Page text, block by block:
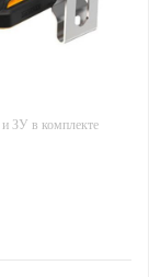
ЗУ в комплекте